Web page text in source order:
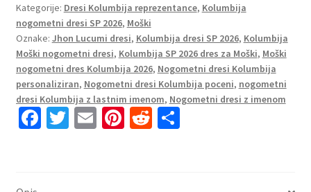
2026
Jhon
Lucumi
#3
Gostujoči
Kratek
rokav
količina
Kategorije: Dresi Kolumbija reprezentance, Kolumbija
nogometni dresi SP 2026, Moški
Oznake: Jhon Lucumi dresi, Kolumbija dresi SP 2026, Kolumbija
Moški nogometni dresi, Kolumbija SP 2026 dres za Moški, Moški
nogometni dres Kolumbija 2026, Nogometni dresi Kolumbija
personaliziran, Nogometni dresi Kolumbija poceni, nogometni
dresi Kolumbija z lastnim imenom, Nogometni dresi z imenom
Fa T E Pi R S